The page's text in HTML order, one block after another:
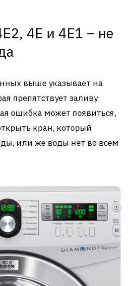
4E и 4E1 – не
выше указывает на
препятствует заливу
ошибка может появиться,
кран, который
или же воды нет во всем